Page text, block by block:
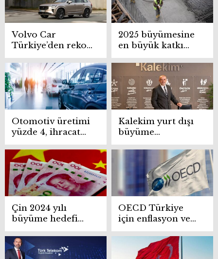
Volvo Car
Türkiye’den rekor
büyüme
2025 büyümesine
en büyük katkı
inşaattan
Otomotiv üretimi
yüzde 4, ihracat
yüzde 5 büyüdü
Kalekim yurt dışı
büyüme
stratejisini yeni
sürdürüyor
Çin 2024 yılı
büyüme hedefi
tutturdu
OECD Türkiye
için enflasyon ve
büyüme
tahmininde
bulundu